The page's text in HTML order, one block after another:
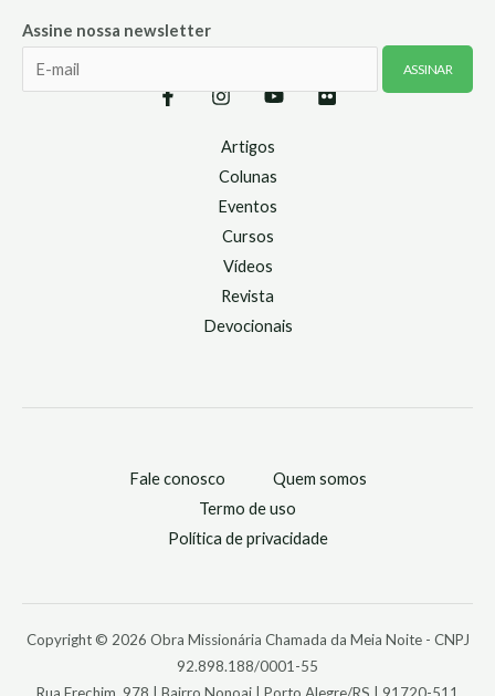
Assine nossa newsletter
Artigos
Colunas
Eventos
Cursos
Vídeos
Revista
Devocionais
Fale conosco
Quem somos
Termo de uso
Política de privacidade
Copyright © 2026 Obra Missionária Chamada da Meia Noite - CNPJ
92.898.188/0001-55
Rua Erechim, 978 | Bairro Nonoai | Porto Alegre/RS | 91720-511